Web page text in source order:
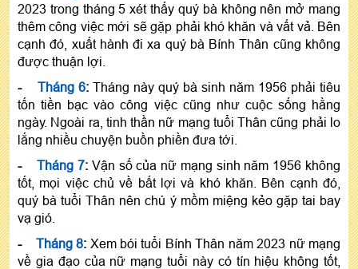
2023 trong tháng 5 xét thấy quý bà không nên mở mang
thêm công việc mới sẽ gặp phải khó khăn và vất vả. Bên
cạnh đó, xuất hành đi xa quý bà Bính Thân cũng không
được thuận lợi.
- Tháng 6: Tháng này quý bà sinh năm 1956 phải tiêu
tốn tiền bạc vào công việc cũng như cuộc sống hằng
ngày. Ngoài ra, tinh thần nữ mạng tuổi Thân cũng phải lo
lắng nhiều chuyện buồn phiền đưa tới.
-Tháng 7:Vận số của nữ mạng sinh năm 1956 không
tốt, mọi việc chủ về bất lợi và khó khăn. Bên cạnh đó,
quý bà tuổi Thân nên chú ý mồm miệng kẻo gặp tai bay
vạ gió.
- Tháng 8: Xem bói tuổi Bính Thân năm 2023 nữ mạng
về gia đạo của nữ mạng tuổi này có tín hiệu không tốt,